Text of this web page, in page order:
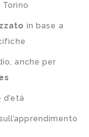
Torino
in base a
anche per